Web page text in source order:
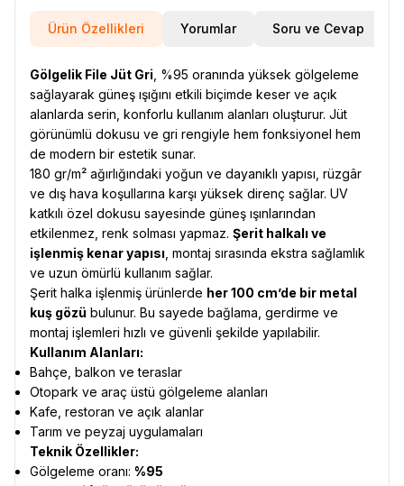
Ürün Özellikleri Yorumlar Soru ve Cevap
Gölgelik File Jüt Gri , %95 oranında yüksek gölgeleme
sağlayarak güneş ışığını etkili biçimde keser ve açık
alanlarda serin, konforlu kullanım alanları oluşturur. Jüt
görünümlü dokusu ve gri rengiyle hem fonksiyonel hem
de modern bir estetik sunar.
180 gr/m² ağırlığındaki yoğun ve dayanıklı yapısı, rüzgâr
ve dış hava koşullarına karşı yüksek direnç sağlar. UV
katkılı özel dokusu sayesinde güneş ışınlarından
etkilenmez, renk solması yapmaz. Şerit halkalı ve
işlenmiş kenar yapısı , montaj sırasında ekstra sağlamlık
ve uzun ömürlü kullanım sağlar.
Şerit halka işlenmiş ürünlerde her 100 cm’de bir metal
kuş gözü bulunur. Bu sayede bağlama, gerdirme ve
montaj işlemleri hızlı ve güvenli şekilde yapılabilir.
Kullanım Alanları:
Bahçe, balkon ve teraslar
Otopark ve araç üstü gölgeleme alanları
Kafe, restoran ve açık alanlar
Tarım ve peyzaj uygulamaları
Teknik Özellikler:
Gölgeleme oranı: %95